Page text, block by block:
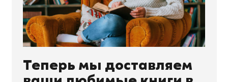
Теперь мы доставляем